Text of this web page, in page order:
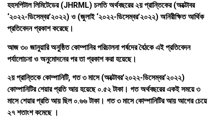
হহসপিটাল লিমিটেডের (JHRML) চলতি অর্থবছরের ২য় প্রান্তিকের (অক্টোবর
‘২০২২-ডিসেম্বর’২০২২) ও (জুলাই ‘২০২২-ডিসেম্বর’২০২২) অনিরীক্ষিত আর্থিক
প্রতিবেদন প্রকাশ করেছে।
আজ ৩০ জানুয়ারি অনুষ্ঠিত কোম্পানির পরিচালনা পর্ষদের বৈঠকে এই প্রতিবেদন
পর্যালোচনা ও অনুমোদনের পর তা প্রকাশ করা হয়েছে।
২য় প্রান্তিকে কোম্পানিটি, গত ৩ মাসে (অক্টোবর’২০২২-ডিসেম্বর’২০২২)
কোম্পানিটির শেয়ার প্রতি আয় হয়েছে ০.৫২ টাকা। গত অর্থবছরের একই সময়ে ৩
মাসে শেয়ার প্রতি আয় ছিল ০.৬৬ টাকা। গত ৩ মাসে কোম্পানিটির আয় আগের চেয়ে
২৭ শতাংশ কমেছে ।